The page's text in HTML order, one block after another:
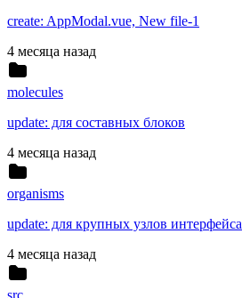
create: AppModal.vue, New file-1
4 месяца назад
molecules
update: для составных блоков
4 месяца назад
organisms
update: для крупных узлов интерфейса
4 месяца назад